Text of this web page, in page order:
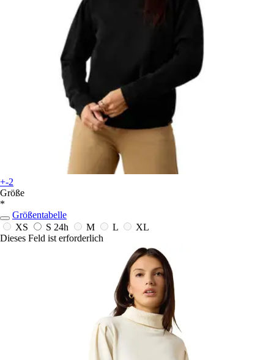
+-2
Größe
*
Größentabelle
XS
S 24h M L
XL
Dieses Feld ist erforderlich